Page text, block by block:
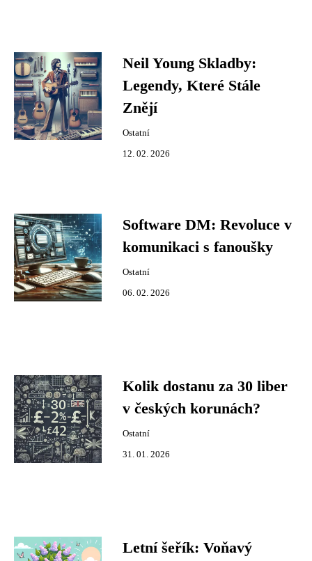
Neil Young Skladby:
Legendy, Které Stále
Znějí
Ostatní
12. 02. 2026
Software DM: Revoluce v
komunikaci s fanoušky
Ostatní
06. 02. 2026
Kolik dostanu za 30 liber
v českých korunách?
Ostatní
31. 01. 2026
Letní šeřík: Voňavý